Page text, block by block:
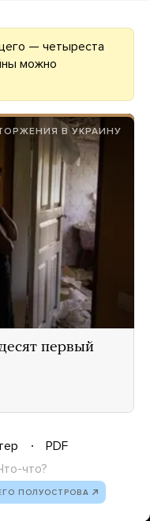
— четыреста
можно
В УКРАИНУ
первый
PDF
что?
ПОЛУОСТРОВА